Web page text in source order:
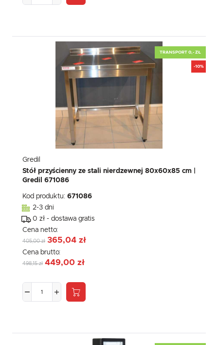
TRANSPORT 0,- ZŁ
-10%
Gredil
Stół przyścienny ze stali nierdzewnej 80x60x85 cm |
Gredil 671086
Kod produktu: 671086
2-3 dni
0 zł - dostawa gratis
Cena netto:
405,00 zł 365,04 zł
Cena brutto:
498,15 zł 449,00 zł